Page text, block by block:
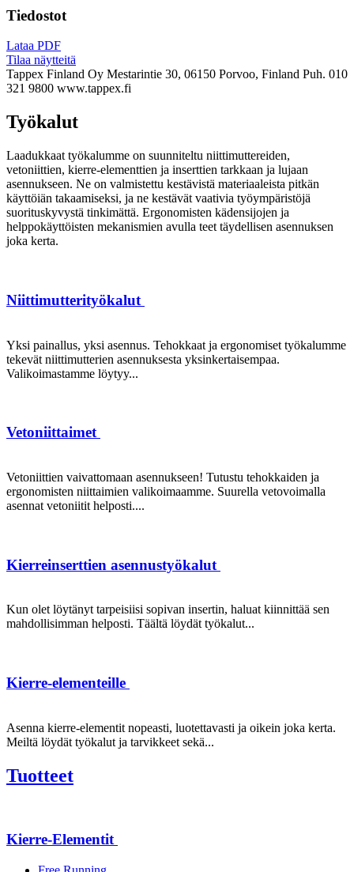
Tiedostot
Lataa PDF
Tilaa näytteitä
Tappex Finland Oy Mestarintie 30, 06150 Porvoo, Finland Puh. 010
321 9800 www.tappex.fi
Työkalut
Laadukkaat työkalumme on suunniteltu niittimuttereiden,
vetoniittien, kierre-elementtien ja inserttien tarkkaan ja lujaan
asennukseen. Ne on valmistettu kestävistä materiaaleista pitkän
käyttöiän takaamiseksi, ja ne kestävät vaativia työympäristöjä
suorituskyvystä tinkimättä. Ergonomisten kädensijojen ja
helppokäyttöisten mekanismien avulla teet täydellisen asennuksen
joka kerta.
Niittimutterityökalut
Yksi painallus, yksi asennus. Tehokkaat ja ergonomiset työkalumme
tekevät niittimutterien asennuksesta yksinkertaisempaa.
Valikoimastamme löytyy...
Vetoniittaimet
Vetoniittien vaivattomaan asennukseen! Tutustu tehokkaiden ja
ergonomisten niittaimien valikoimaamme. Suurella vetovoimalla
asennat vetoniitit helposti....
Kierreinserttien asennustyökalut
Kun olet löytänyt tarpeisiisi sopivan insertin, haluat kiinnittää sen
mahdollisimman helposti. Täältä löydät työkalut...
Kierre-elementeille
Asenna kierre-elementit nopeasti, luotettavasti ja oikein joka kerta.
Meiltä löydät työkalut ja tarvikkeet sekä...
Tuotteet
Kierre-Elementit